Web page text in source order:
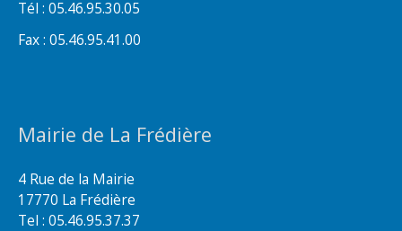
Tél : 05.46.95.30.05
Fax : 05.46.95.41.00
Mairie de La Frédière
4 Rue de la Mairie
17770 La Frédière
Tel : 05.46.95.37.37